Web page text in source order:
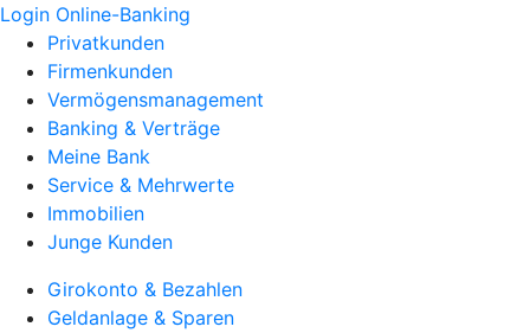
Login Online-Banking
Privatkunden
Firmenkunden
Vermögensmanagement
Banking & Verträge
Meine Bank
Service & Mehrwerte
Immobilien
Junge Kunden
Girokonto & Bezahlen
Geldanlage & Sparen